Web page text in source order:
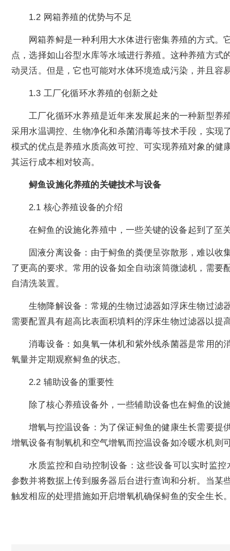
1.2 网箱养殖的优势与不足
网箱养鲟是一种利用大水体进行密集养殖的方式。
点，选择如山谷型水库等水域进行养殖。这种养殖方式
动灵活。但是，它也可能对水体环境造成污染，并且容
1.3 工厂化循环水养殖的创新之处
工厂化循环水养殖是近年来发展起来的一种新型养
采用水温调控、生物净化和杀菌消毒等技术手段，实现
模式的优点是养殖水质高效可控、可实现养殖对象的健
其运行成本相对较高。
鲟鱼设施化养殖的关键技术与设备
2.1 核心养殖设备的介绍
在鲟鱼的设施化养殖中，一些关键的设备起到了至
固液分离设备：由于鲟鱼的粪便呈弥散形，难以收
了更高的要求。常用的设备如全自动滚筒微滤机，需要
自清洗装置。
生物降解设备：常规的生物过滤器如浮床生物过滤
需要配置具有超高比表面积填料的浮床生物过滤器以提
消毒设备：如臭氧一体机和紫外线杀菌器是常用的
氧量并定期观察鲟鱼的状态。
2.2 辅助设备的重要性
除了核心养殖设备外，一些辅助设备也在鲟鱼的设
增氧与控温设备：为了保证鲟鱼的健康生长需要提
增氧设备有制氧机和空气增氧而控温设备如冷暖水机则
水质监控和自动控制设备：这些设备可以实时监
参数并将数据上传到服务器后台进行查询和分析。当某
触发相应的处理措施如开启增氧机确保鲟鱼的安全生长